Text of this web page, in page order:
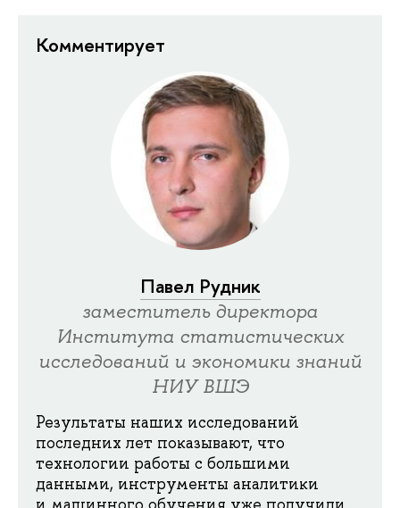
Комментирует
Павел Рудник
заместитель директора
Института статистических
исследований и экономики знаний
НИУ ВШЭ
Результаты наших исследований
последних лет показывают, что
технологии работы с большими
данными, инструменты аналитики